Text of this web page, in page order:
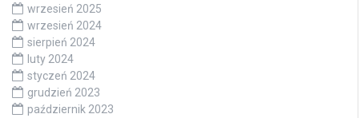
wrzesień 2025
wrzesień 2024
sierpień 2024
luty 2024
styczeń 2024
grudzień 2023
październik 2023